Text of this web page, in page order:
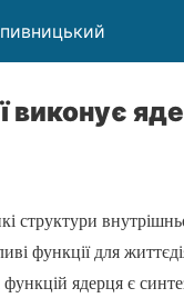
виконує
структури
функції для
ядерця є